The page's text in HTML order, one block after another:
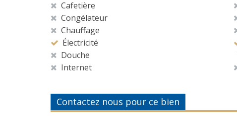
Cafetière
Congélateur
Chauffage
Électricité
Douche
Internet
Contactez nous pour ce bien